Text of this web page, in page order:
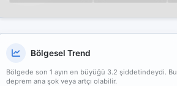
Bölgesel Trend
Bölgede son 1 ayın en büyüğü 3.2 şiddetindeydi. Bu
deprem ana şok veya artçı olabilir.